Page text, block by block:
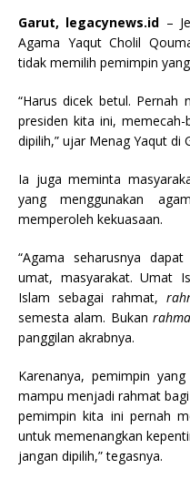
Garut, legacynews.id –
Agama Yaqut Cholil
tidak memilih pemimpin
“Harus dicek betul. Pernah
presiden kita ini,
dipilih,” ujar Menag Yaqut di
Ia juga meminta
yang menggunakan
memperoleh kekuasaan.
“Agama seharusnya
umat, masyarakat. Umat
Islam sebagai rahmat,
semesta alam. Bukan
panggilan akrabnya.
Karenanya, pemimpin
mampu menjadi rahmat
pemimpin kita ini pernah
untuk memenangkan
jangan dipilih,” tegasnya.